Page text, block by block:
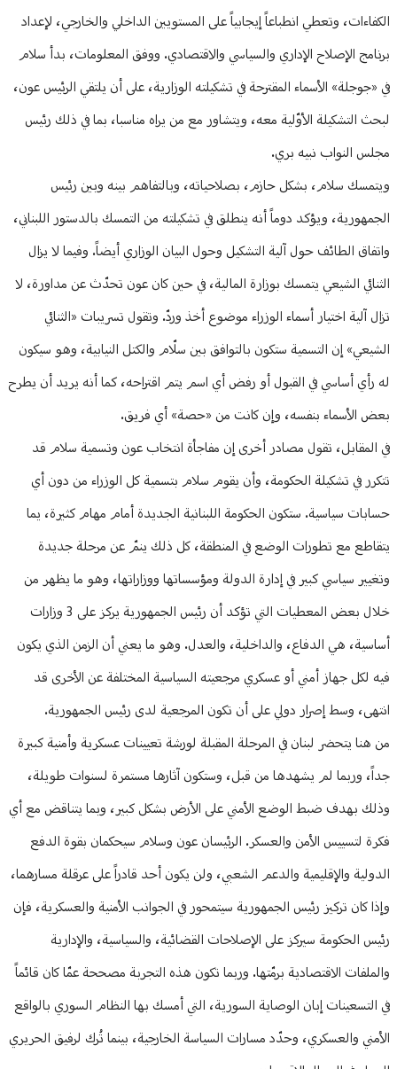
الكفاءات، وتعطي انطباعاً إيجابياً على المستويين الداخلي والخارجي، لإعداد
برنامج الإصلاح الإداري والسياسي والاقتصادي. ووفق المعلومات، بدأ سلام
في «جوجلة» الأسماء المقترحة في تشكيلته الوزارية، على أن يلتقي الرئيس عون،
لبحث التشكيلة الأوّلية معه، ويتشاور مع من يراه مناسبا، بما في ذلك رئيس
مجلس النواب نبيه بري.
ويتمسك سلام، بشكل حازم، بصلاحياته، وبالتفاهم بينه وبين رئيس
الجمهورية، ويؤكد دوماً أنه ينطلق في تشكيلته من التمسك بالدستور اللبناني،
واتفاق الطائف حول آلية التشكيل وحول البيان الوزاري أيضاً. وفيما لا يزال
الثنائي الشيعي يتمسك بوزارة المالية، في حين كان عون تحدّث عن مداورة، لا
تزال آلية اختيار أسماء الوزراء موضوع أخذ وردّ. وتقول تسريبات «الثنائي
الشيعي» إن التسمية ستكون بالتوافق بين سلّام والكتل النيابية، وهو سيكون
له رأي أساسي في القبول أو رفض أي اسم يتم اقتراحه، كما أنه يريد أن يطرح
بعض الأسماء بنفسه، وإن كانت من «حصة» أي فريق.
في المقابل، تقول مصادر أخرى إن مفاجأة انتخاب عون وتسمية سلام قد
تتكرر في تشكيلة الحكومة، وأن يقوم سلام بتسمية كل الوزراء من دون أي
حسابات سياسية. ستكون الحكومة اللبنانية الجديدة أمام مهام كثيرة، يما
يتقاطع مع تطورات الوضع في المنطقة، كل ذلك ينمّ عن مرحلة جديدة
وتغيير سياسي كبير في إدارة الدولة ومؤسساتها ووزاراتها، وهو ما يظهر من
خلال بعض المعطيات التي تؤكد أن رئيس الجمهورية يركز على 3 وزارات
أساسية، هي الدفاع، والداخلية، والعدل. وهو ما يعني أن الزمن الذي يكون
فيه لكل جهاز أمني أو عسكري مرجعيته السياسية المختلفة عن الأخرى قد
انتهى، وسط إصرار دولي على أن تكون المرجعية لدى رئيس الجمهورية.
من هنا يتحضر لبنان في المرحلة المقبلة لورشة تعيينات عسكرية وأمنية كبيرة
جداً، وربما لم يشهدها من قبل، وستكون آثارها مستمرة لسنوات طويلة،
وذلك بهدف ضبط الوضع الأمني على الأرض بشكل كبير، وبما يتناقض مع أي
فكرة لتسييس الأمن والعسكر. الرئيسان عون وسلام سيحكمان بقوة الدفع
الدولية والإقليمية والدعم الشعبي، ولن يكون أحد قادراً على عرقلة مسارهما،
وإذا كان تركيز رئيس الجمهورية سيتمحور في الجوانب الأمنية والعسكرية، فإن
رئيس الحكومة سيركز على الإصلاحات القضائية، والسياسية، والإدارية
والملفات الاقتصادية برمّتها. وربما تكون هذه التجربة مصححة عمّا كان قائماً
في التسعينات إبان الوصاية السورية، التي أمسك بها النظام السوري بالواقع
الأمني والعسكري، وحدّد مسارات السياسة الخارجية، بينما تُرك لرفيق الحريري